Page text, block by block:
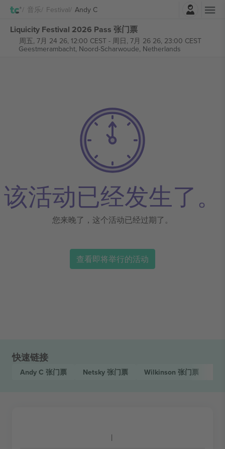
音乐 Festival Andy C
Liquicity Festival 2026 Pass 张门票
周五, 7月 24 26, 12:00 CEST- 周日, 7月 26 26, 23:00 CEST
Geestmerambacht, Noord-Scharwoude, Netherlands
该活动已经发生了。
您来晚了，这个活动已经过期了。
查看即将举行的活动
快速链接
Andy C 张门票 Netsky 张门票 Wilkinson 张门票